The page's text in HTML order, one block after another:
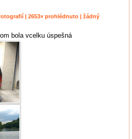
| 2653× prohlédnuto | žádný
bola vcelku úspešná